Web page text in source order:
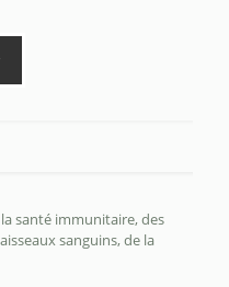
santé immunitaire, des
sanguins, de la